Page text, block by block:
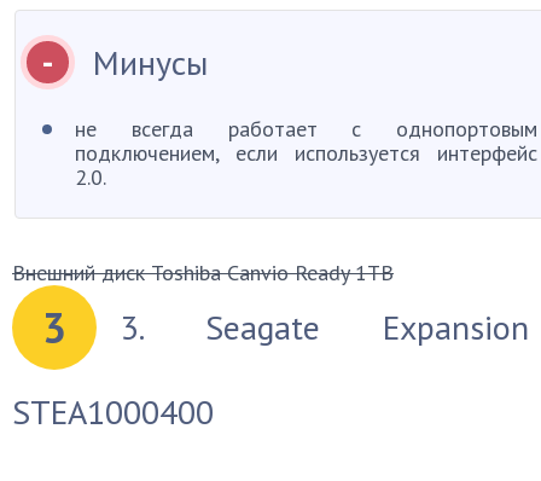
Минусы
не всегда работает с однопортовым
подключением, если используется интерфейс
2.0.
Внешний диск Toshiba Canvio Ready 1TB
3
3. Seagate Expansion
STEA1000400